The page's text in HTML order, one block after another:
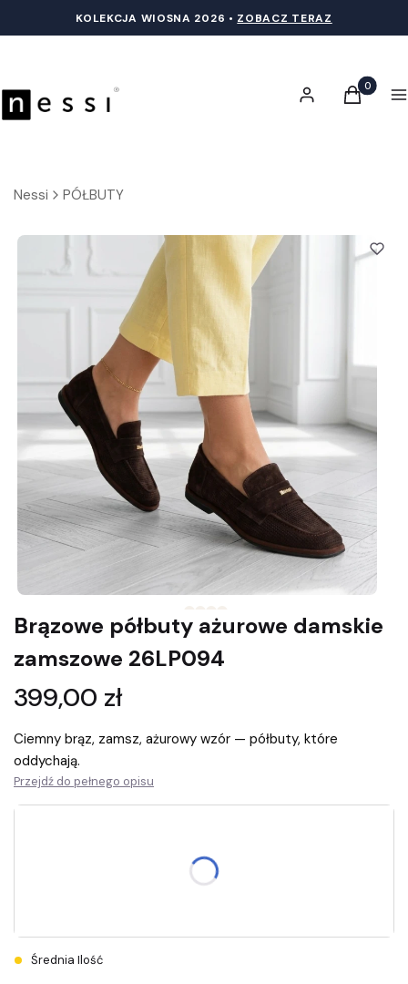
KOLEKCJA WIOSNA 2026 • ZOBACZ TERAZ
Zaloguj sięProdukty
Koszyk
Nessi PÓŁBUTY
Brązowe półbuty ażurowe damskie
zamszowe 26LP094
Cena
399,00 zł
Ciemny brąz, zamsz, ażurowy wzór — półbuty, które
oddychają.
Przejdź do pełnego opisu
Długość wkładek znajdziesz w opisie.
Średnia Ilość